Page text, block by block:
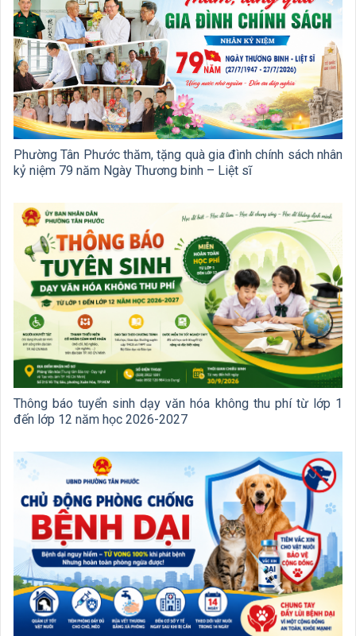
Phường Tân Phước thăm, tặng quà gia đình chính sách nhân
kỷ niệm 79 năm Ngày Thương binh – Liệt sĩ
Thông báo tuyển sinh dạy văn hóa không thu phí từ lớp 1
đến lớp 12 năm học 2026-2027